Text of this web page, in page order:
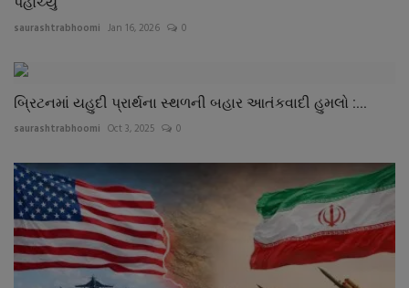
saurashtrabhoomi Jan 16, 2026 0
બ્રિટનમાં યહુદી પ્રાર્થના સ્થળની બહાર આતંકવાદી હુમલો :...
saurashtrabhoomi Oct 3, 2025 0